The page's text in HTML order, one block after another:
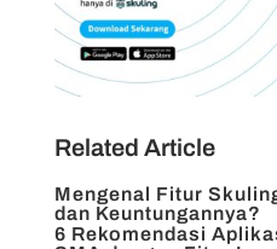
Related Article
Mengenal Fitur
dan Keuntungannya?
6 Rekomendasi